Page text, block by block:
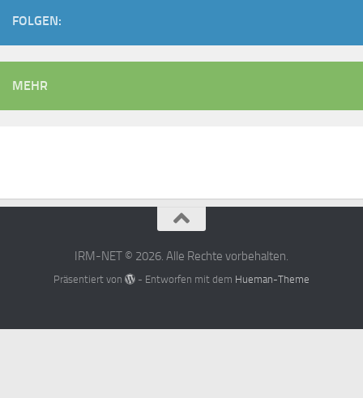
FOLGEN:
MEHR
IRM-NET © 2026. Alle Rechte vorbehalten.
Präsentiert von - Entworfen mit dem Hueman-Theme